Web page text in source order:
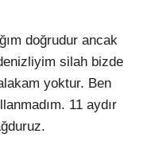
doğrudur ancak
silah bizde
yoktur. Ben
11 aydır